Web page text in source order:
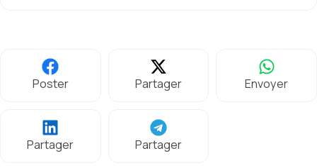
Poster Partager Envoyer
Partager Partager